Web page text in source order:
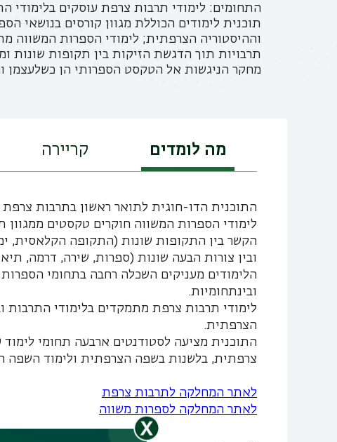
התחומים: לימודי תרבות צרפת עוסקים בלימודי
תוכנית לימודים הכוללת מגוון קורסים בנושאי
וההיסטוריה הצרפתית; לימודי הספרות המשווה
תרבויות תוך הדגשת הזיקות בין תקופות שונות
מחקר הניגשות אל הטקסט הספרותי הן כשלעצמן
מה לומדים קריירה
התוכנית הדו-חוגית לתואר ראשון בתרבות
לימודי הספרות המשווה חוקרים טקסטים
הקשר בין התקופות שונות (התקופה הקלאסית,
ובין צורות הבעה שונות (ספרות, שירה, דרמה,
הלימודים מעניקים השכלה רחבה בתחומי
ובינתחומיות.
לימודי תרבות צרפת מתמקדים בלימודי
הצרפתית.
התוכנית מציעה לסטודנטים ארבעה תחומי
צרפתית, בלשנות בשפה הצרפתית ולימוד השפה
לאתר המחלקה לתרבות צרפת
לאתר המחלקה לספרות משווה